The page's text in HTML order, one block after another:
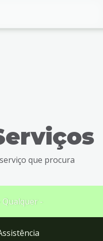
que procura
Qualquer -